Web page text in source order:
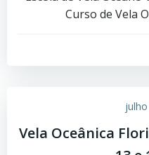
Curso de Vela
Vela Oceânica